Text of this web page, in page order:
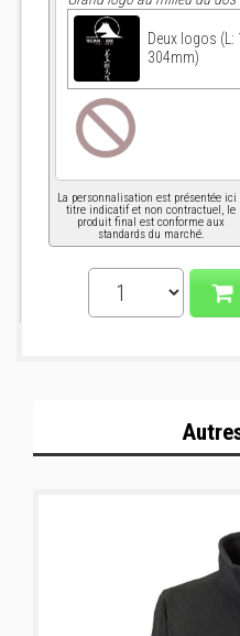
Deux logos (L:
304mm)
La personnalisation est présentée ici
titre indicatif et non contractuel, le
produit final est conforme aux
standards du marché.